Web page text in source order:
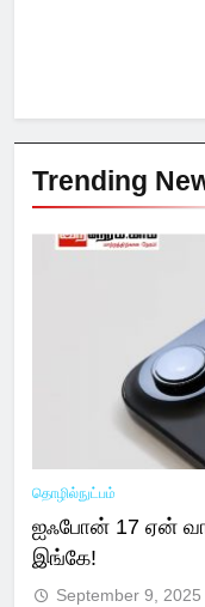
Trending
தொழில்நுட்பம்
ஐஃபோன் 17 ஏன்
இங்கே!
September 9, 2025